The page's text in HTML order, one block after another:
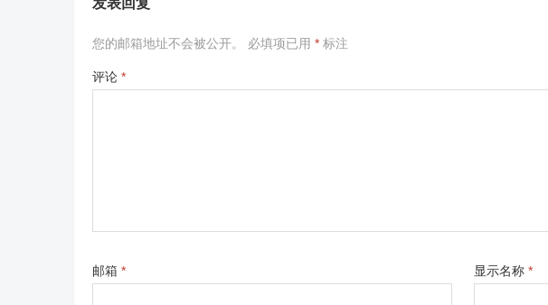
您的邮箱地址不会被公开。 必填项已用 * 标注
评论 *
显示名称*
邮箱 *